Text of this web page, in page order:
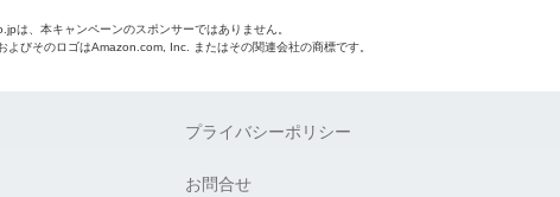
は、本キャンペーンのスポンサーではありません。
びそのロゴはAmazon.com, Inc. またはその関連会社の商標です。
プライバシーポリシー
お問合せ